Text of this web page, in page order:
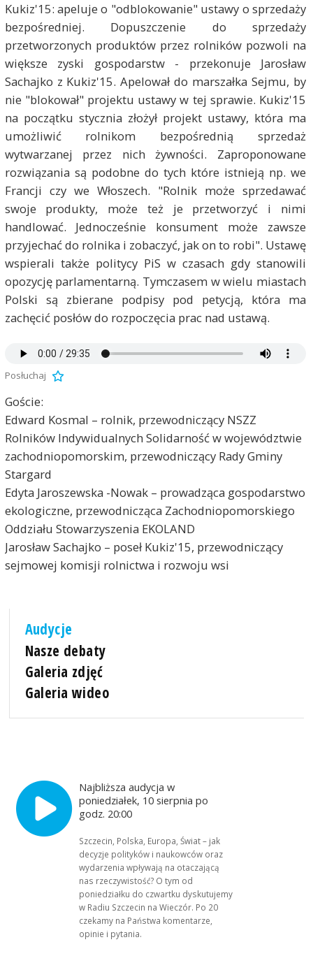
Kukiz'15: apeluje o "odblokowanie" ustawy o sprzedaży
bezpośredniej. Dopuszczenie do sprzedaży
przetworzonych produktów przez rolników pozwoli na
większe zyski gospodarstw - przekonuje Jarosław
Sachajko z Kukiz'15. Apelował do marszałka Sejmu, by
nie "blokował" projektu ustawy w tej sprawie. Kukiz'15
na początku stycznia złożył projekt ustawy, która ma
umożliwić rolnikom bezpośrednią sprzedaż
wytwarzanej przez nich żywności. Zaproponowane
rozwiązania są podobne do tych które istnieją np. we
Francji czy we Włoszech. "Rolnik może sprzedawać
swoje produkty, może też je przetworzyć i nimi
handlować. Jednocześnie konsument może zawsze
przyjechać do rolnika i zobaczyć, jak on to robi". Ustawę
wspierali także politycy PiS w czasach gdy stanowili
opozycję parlamentarną. Tymczasem w wielu miastach
Polski są zbierane podpisy pod petycją, która ma
zachęcić posłów do rozpoczęcia prac nad ustawą.
Posłuchaj
Goście:
Edward Kosmal – rolnik, przewodniczący NSZZ
Rolników Indywidualnych Solidarność w województwie
zachodniopomorskim, przewodniczący Rady Gminy
Stargard
Edyta Jaroszewska -Nowak – prowadząca gospodarstwo
ekologiczne, przewodnicząca Zachodniopomorskiego
Oddziału Stowarzyszenia EKOLAND
Jarosław Sachajko – poseł Kukiz'15, przewodniczący
sejmowej komisji rolnictwa i rozwoju wsi
Audycje
Nasze debaty
Galeria zdjęć
Galeria wideo
Najbliższa audycja w
poniedziałek, 10 sierpnia po
godz. 20:00
Szczecin, Polska, Europa, Świat – jak
decyzje polityków i naukowców oraz
wydarzenia wpływają na otaczającą
nas rzeczywistość? O tym od
poniedziałku do czwartku dyskutujemy
w Radiu Szczecin na Wieczór. Po 20
czekamy na Państwa komentarze,
opinie i pytania.